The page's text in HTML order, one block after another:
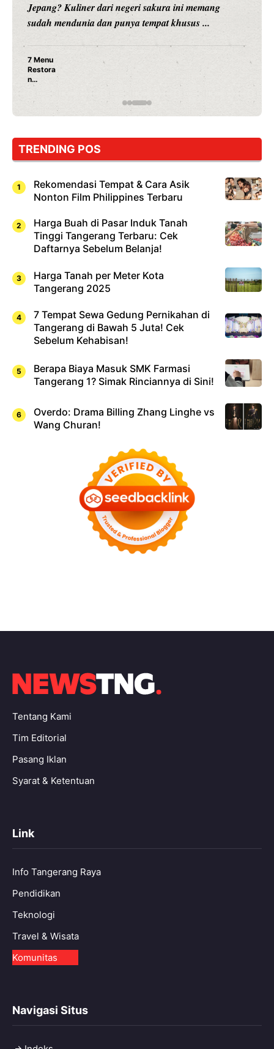
Jepang? Kuliner dari negeri sakura ini memang
sudah mendunia dan punya tempat khusus ...
7 Menu
Restora
n
Jepang
yang
Dicoba,
Cuma
Sushi!
TRENDING POS
Rekomendasi Tempat & Cara Asik
Nonton Film Philippines Terbaru
Harga Buah di Pasar Induk Tanah
Tinggi Tangerang Terbaru: Cek
Daftarnya Sebelum Belanja!
Harga Tanah per Meter Kota
Tangerang 2025
7 Tempat Sewa Gedung Pernikahan di
Tangerang di Bawah 5 Juta! Cek
Sebelum Kehabisan!
Berapa Biaya Masuk SMK Farmasi
Tangerang 1? Simak Rinciannya di Sini!
Overdo: Drama Billing Zhang Linghe vs
Wang Churan!
Tentang Kami
Tim Editorial
Pasang Iklan
Syarat & Ketentuan
Link
Info Tangerang Raya
Pendidikan
Teknologi
Travel & Wisata
Komunitas
Navigasi Situs